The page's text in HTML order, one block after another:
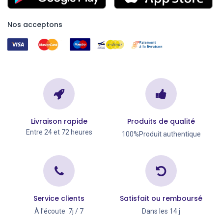
Nos acceptons
Livraison rapide
Entre 24 et 72 heures
Produits de qualité
100%Produit authentique
Service clients
À l'écoute 7j / 7
Satisfait ou remboursé
Dans les 14 j